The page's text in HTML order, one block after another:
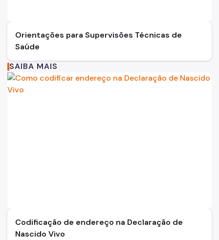
Orientações para Supervisões Técnicas de
Saúde
SAIBA MAIS
Codificação de endereço na Declaração de
Nascido Vivo